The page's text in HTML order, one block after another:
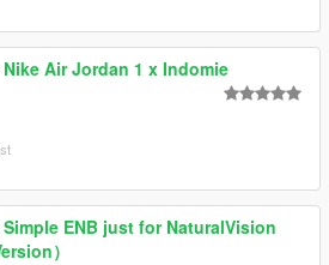
Nike Air Jordan 1 x Indomie
Simple ENB just for NaturalVision
）